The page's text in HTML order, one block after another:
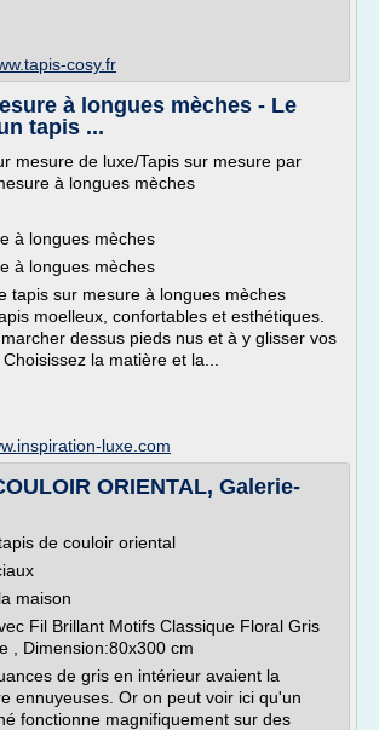
cosy.fr
à longues mèches - Le
tapis ...
mesure de luxe/Tapis sur mesure par
à longues mèches
à longues mèches
à longues mèches
tapis sur mesure à longues mèches
moelleux, confortables et esthétiques.
dessus pieds nus et à y glisser vos
la matière et la...
luxe.com
ORIENTAL, Galerie-
de couloir oriental
maison
Fil Brillant Motifs Classique Floral Gris
, Dimension:80x300 cm
de gris en intérieur avaient la
ennuyeuses. Or on peut voir ici qu'un
fonctionne magnifiquement sur des